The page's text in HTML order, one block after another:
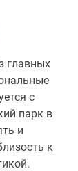
главных
с
парк в
и
к